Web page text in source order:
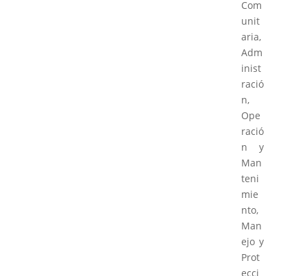
Com
unit
aria,
Adm
inist
ració
n,
Ope
ració
n y
Man
teni
mie
nto,
Man
ejo y
Prot
ecci